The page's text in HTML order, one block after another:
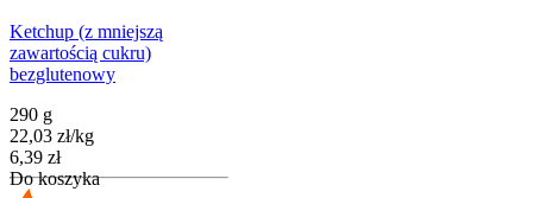
Ketchup (z mniejszą
zawartością cukru)
bezglutenowy
290 g
22,03 zł/kg
Cena
6,39 zł
Do koszyka